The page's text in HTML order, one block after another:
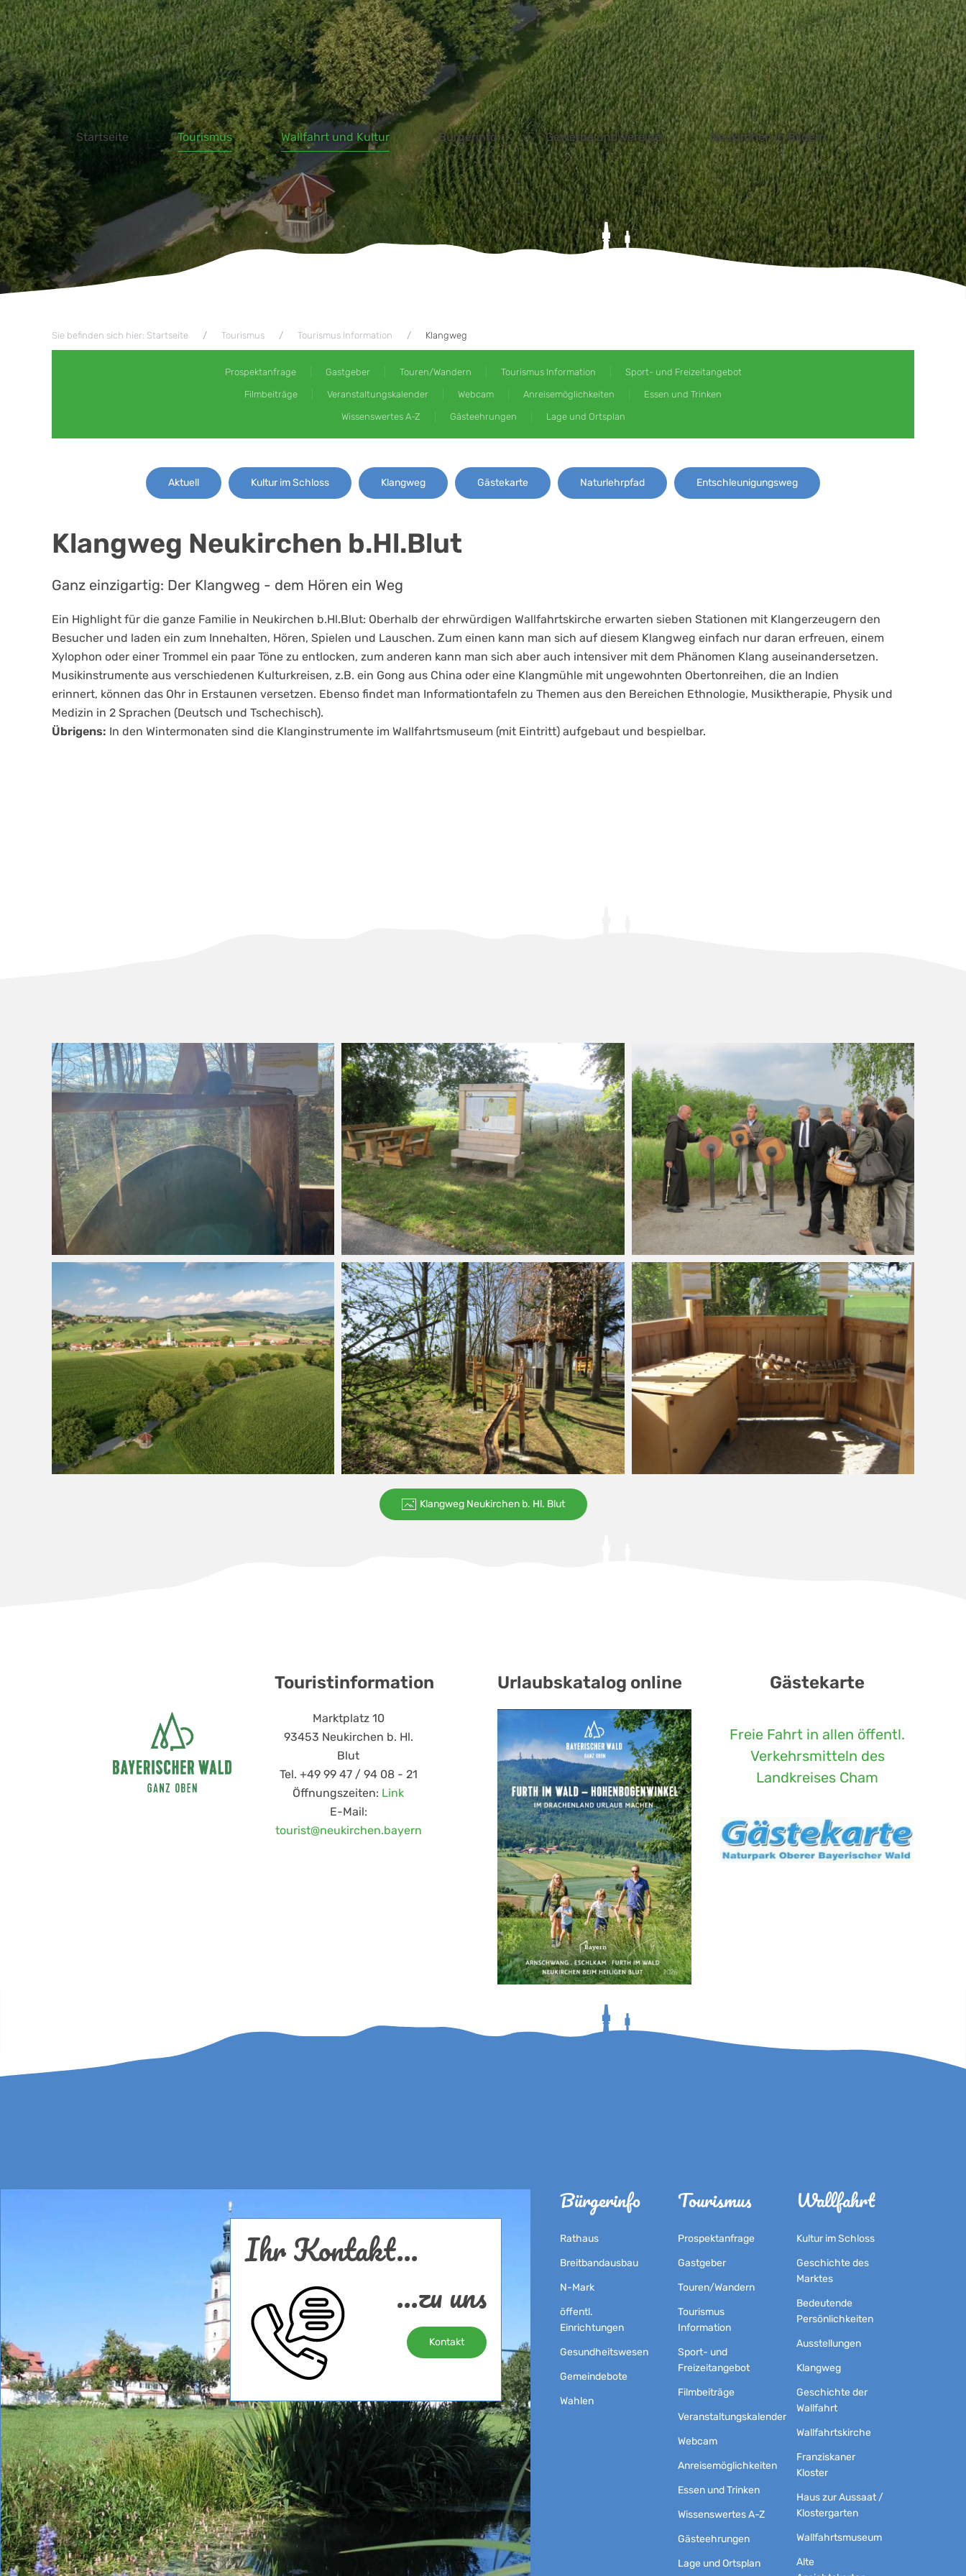
Zum Hauptinhalt springen
Webcam Onlinedienste Bürgermeldung Prospektanfrage
Kontakt Unterkunft finden
Startseite Tourismus Wallfahrt und Kultur Bürgerinfo Gewerbe und Vereine Neukirchen in Bildern
Sie befinden sich hier: Startseite Tourismus Tourismus Information Klangweg
Prospektanfrage Gastgeber Touren/Wandern Tourismus Information Sport- und Freizeitangebot
Filmbeiträge Veranstaltungskalender Webcam Anreisemöglichkeiten Essen und Trinken
Wissenswertes A-Z Gästeehrungen Lage und Ortsplan
Aktuell Kultur im Schloss Klangweg Gästekarte Naturlehrpfad Entschleunigungsweg
Klangweg Neukirchen b.Hl.Blut
Ganz einzigartig: Der Klangweg - dem Hören ein Weg
Ein Highlight für die ganze Familie in Neukirchen b.Hl.Blut: Oberhalb der ehrwürdigen Wallfahrtskirche erwarten sieben Stationen mit Klangerzeugern den
Besucher und laden ein zum Innehalten, Hören, Spielen und Lauschen. Zum einen kann man sich auf diesem Klangweg einfach nur daran erfreuen, einem
Xylophon oder einer Trommel ein paar Töne zu entlocken, zum anderen kann man sich aber auch intensiver mit dem Phänomen Klang auseinandersetzen.
Musikinstrumente aus verschiedenen Kulturkreisen, z.B. ein Gong aus China oder eine Klangmühle mit ungewohnten Obertonreihen, die an Indien
erinnert, können das Ohr in Erstaunen versetzen. Ebenso findet man Informationtafeln zu Themen aus den Bereichen Ethnologie, Musiktherapie, Physik und
Medizin in 2 Sprachen (Deutsch und Tschechisch).
Übrigens: In den Wintermonaten sind die Klanginstrumente im Wallfahrtsmuseum (mit Eintritt) aufgebaut und bespielbar.
Klangweg Neukirchen b. Hl. Blut
Touristinformation
Marktplatz 10
93453 Neukirchen b. Hl.
Blut
Tel. +49 99 47 / 94 08 - 21
Öffnungszeiten: Link
E-Mail:
tourist@neukirchen.bayern
Urlaubskatalog online Gästekarte
Freie Fahrt in allen öffentl.
Verkehrsmitteln des
Landkreises Cham
Ihr Kontakt...
...zu uns
Kontakt
Bürgerinfo
Rathaus
Breitbandausbau
N-Mark
öffentl.
Einrichtungen
Gesundheitswesen
Gemeindebote
Wahlen
Tourismus
Prospektanfrage
Gastgeber
Touren/Wandern
Tourismus
Information
Sport- und
Freizeitangebot
Filmbeiträge
Veranstaltungskalender
Webcam
Anreisemöglichkeiten
Essen und Trinken
Wissenswertes A-Z
Gästeehrungen
Lage und Ortsplan
Wallfahrt
Kultur im Schloss
Geschichte des
Marktes
Bedeutende
Persönlichkeiten
Ausstellungen
Klangweg
Geschichte der
Wallfahrt
Wallfahrtskirche
Franziskaner
Kloster
Haus zur Aussaat /
Klostergarten
Wallfahrtsmuseum
Alte